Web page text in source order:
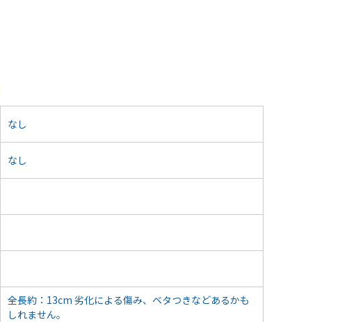
なし
なし
全長約：13cm 劣化による傷み、ベタつきなどあるかも
しれません。